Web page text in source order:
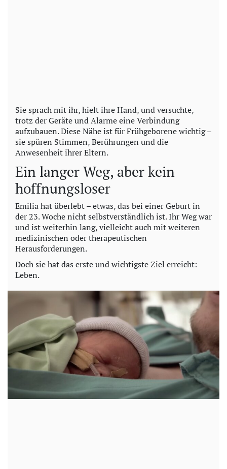
Sie sprach mit ihr, hielt ihre Hand, und versuchte,
trotz der Geräte und Alarme eine Verbindung
aufzubauen. Diese Nähe ist für Frühgeborene wichtig –
sie spüren Stimmen, Berührungen und die
Anwesenheit ihrer Eltern.
Ein langer Weg, aber kein
hoffnungsloser
Emilia hat überlebt – etwas, das bei einer Geburt in
der 23. Woche nicht selbstverständlich ist. Ihr Weg war
und ist weiterhin lang, vielleicht auch mit weiteren
medizinischen oder therapeutischen
Herausforderungen.
Doch sie hat das erste und wichtigste Ziel erreicht:
Leben.